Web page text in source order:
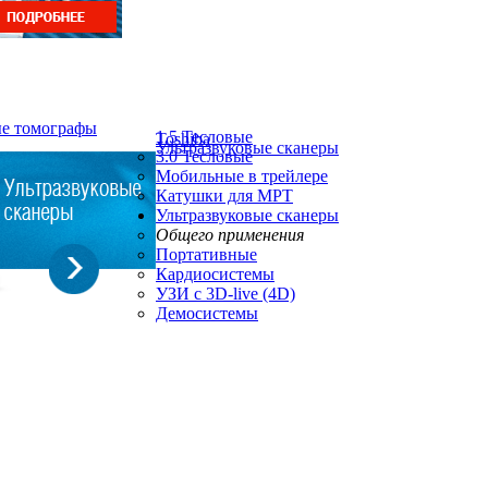
томографы
Ультразвуковые сканеры
Toshiba
1.5 Тесловые
3.0 Тесловые
Мобильные в трейлере
Катушки для МРТ
Ультразвуковые сканеры
Общего применения
Портативные
Кардиосистемы
УЗИ с 3D-live (4D)
Демосистемы